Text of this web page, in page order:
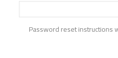
Password reset instructions